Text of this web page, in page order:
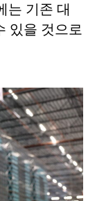
는 기존 대
있을 것으로